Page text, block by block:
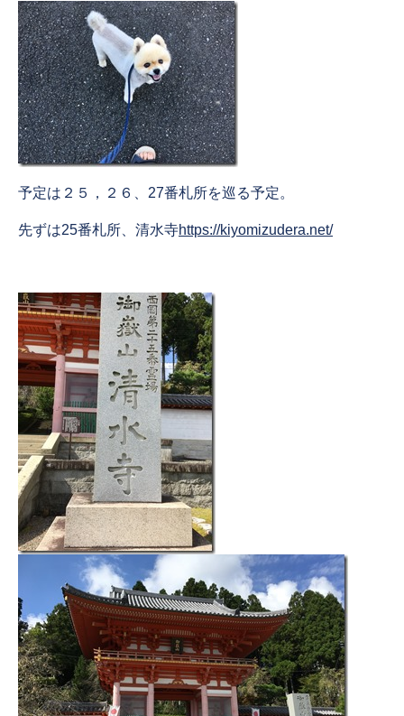
予定は２５，２６、27番札所を巡る予定。
先ずは25番札所、清水寺https://kiyomizudera.net/